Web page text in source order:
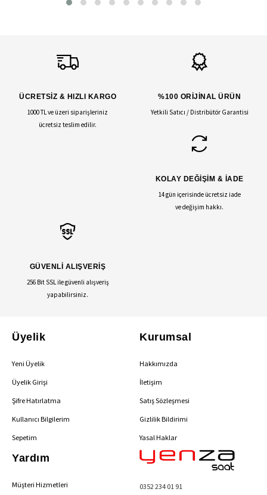
ÜCRETSİZ & HIZLI KARGO
1000 TL ve üzeri siparişleriniz
ücretsiz teslim edilir.
%100 ORİJİNAL ÜRÜN
Yetkili Satıcı / Distribütör Garantisi
KOLAY DEĞİŞİM & İADE
14 gün içerisinde ücretsiz iade
ve değişim hakkı.
GÜVENLİ ALIŞVERİŞ
256 Bit SSL ile güvenli alışveriş
yapabilirsiniz.
Üyelik
Yeni Üyelik
Üyelik Girişi
Şifre Hatırlatma
Kullanıcı Bilgilerim
Sepetim
Kurumsal
Hakkımızda
İletişim
Satış Sözleşmesi
Gizlilik Bildirimi
Yasal Haklar
Yardım
Müşteri Hizmetleri 0352 234 01 91